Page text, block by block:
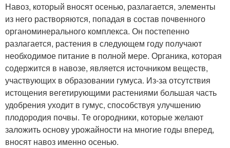
Навоз, который вносят осенью, разлагается, элементы
из него растворяются, попадая в состав почвенного
органоминерального комплекса. Он постепенно
разлагается, растения в следующем году получают
необходимое питание в полной мере. Органика, которая
содержится в навозе, является источником веществ,
участвующих в образовании гумуса. Из-за отсутствия
истощения вегетирующими растениями большая часть
удобрения уходит в гумус, способствуя улучшению
плодородия почвы. Те огородники, которые желают
заложить основу урожайности на многие годы вперед,
вносят навоз именно осенью.